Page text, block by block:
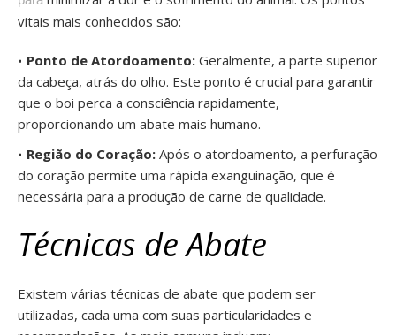
vitais mais conhecidos são:
Ponto de Atordoamento: Geralmente, a parte superior
da cabeça, atrás do olho. Este ponto é crucial para garantir
que o boi perca a consciência rapidamente,
proporcionando um abate mais humano.
Região do Coração: Após o atordoamento, a perfuração
do coração permite uma rápida exanguinação, que é
necessária para a produção de carne de qualidade.
Técnicas de Abate
Existem várias técnicas de abate que podem ser
utilizadas, cada uma com suas particularidades e